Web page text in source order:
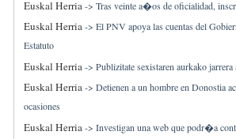
Euskal Herria-> Tras veinte a�os de oficialidad,
Euskal Herria-> El PNV apoya las cuentas del
Estatuto
Euskal Herria-> Publizitate sexistaren aurkako
Euskal Herria-> Detienen a un hombre en Donostia
ocasiones
Euskal Herria -> Investigan una web que podr�a